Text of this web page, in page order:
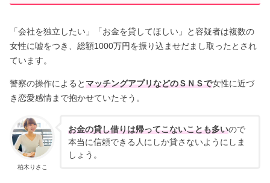
「会社を独立したい」「お金を貸してほしい」と容疑者は複数の
女性に嘘をつき、総額1000万円を振り込ませだまし取ったとされ
ています。
警察の操作によるとマッチングアプリなどのＳＮＳで女性に近づ
き恋愛感情まで抱かせていたそう。
柏木りさこ
お金の貸し借りは帰ってこないことも多いので
本当に信頼できる人にしか貸さないようにしま
しょう。